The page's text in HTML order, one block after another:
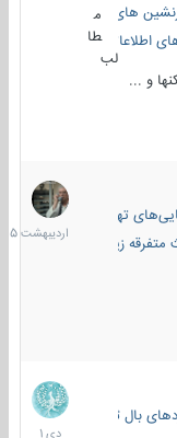
های دریایی
اطلاعاتی و جاسوسی
طا
لب
و ...
تهاجمی
زیرسطحی
31
1405
بال ثابت
12
دی
1401